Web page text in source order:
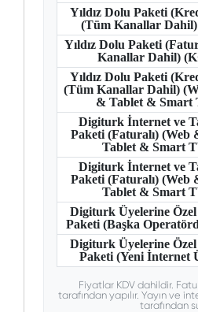
Yıldız Dolu Paketi
(Tüm Kanallar
Yıldız Dolu Paketi
Kanallar Dahil)
Yıldız Dolu Paketi
(Tüm Kanallar Dahil)
& Tablet & Smart
Digiturk İnternet ve
Paketi (Faturalı) (Web
Tablet & Smart
Digiturk İnternet ve
Paketi (Faturalı) (Web
Tablet & Smart
Digiturk Üyelerine
Paketi (Başka
Digiturk Üyelerine
Paketi (Yeni İnternet
Fiyatlar KDV dahildir.
tarafından yapılır. Yayın ve
tarafından